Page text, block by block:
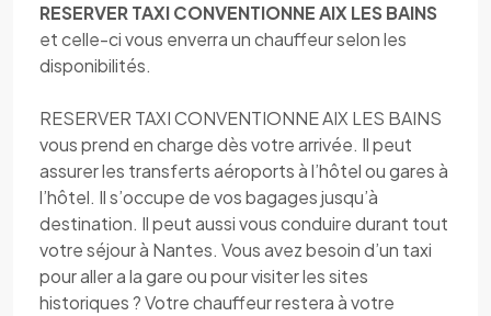
RESERVER TAXI CONVENTIONNE AIX LES BAINS
et celle-ci vous enverra un chauffeur selon les
disponibilités.
RESERVER TAXI CONVENTIONNE AIX LES BAINS
vous prend en charge dès votre arrivée. Il peut
assurer les transferts aéroports à l’hôtel ou gares à
l’hôtel. Il s’occupe de vos bagages jusqu’à
destination. Il peut aussi vous conduire durant tout
votre séjour à Nantes. Vous avez besoin d’un taxi
pour aller a la gare ou pour visiter les sites
historiques ? Votre chauffeur restera à votre